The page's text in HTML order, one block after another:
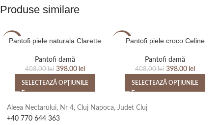
Produse similare
-2%
Pantofi piele naturala Clarette
Pantofi damă
408.00lei 398.00 lei
SELECTEAZĂ OPȚIUNILE
Pantofi piele croco Celine
Pantofi damă
408.00lei 398.00 lei
SELECTEAZĂ OPȚIUNILE
Aleea Nectarului, Nr 4, Cluj Napoca, Judet Cluj
+40 770 644 363